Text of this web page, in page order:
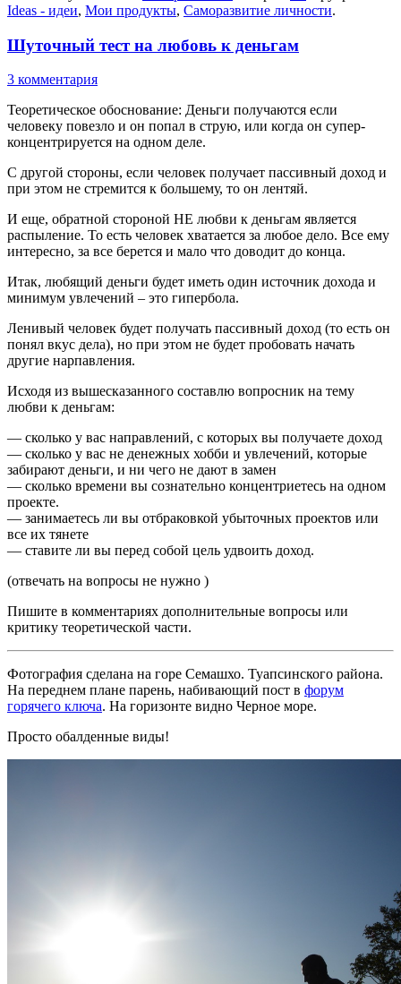
Ideas - идеи, Мои продукты, Саморазвитие личности.
Шуточный тест на любовь к деньгам
3 комментария
Теоретическое обоснование: Деньги получаются если
человеку повезло и он попал в струю, или когда он супер-
концентрируется на одном деле.
С другой стороны, если человек получает пассивный доход и
при этом не стремится к большему, то он лентяй.
И еще, обратной стороной НЕ любви к деньгам является
распыление. То есть человек хватается за любое дело. Все ему
интересно, за все берется и мало что доводит до конца.
Итак, любящий деньги будет иметь один источник дохода и
минимум увлечений – это гипербола.
Ленивый человек будет получать пассивный доход (то есть он
понял вкус дела), но при этом не будет пробовать начать
другие нарпавления.
Исходя из вышесказанного составлю вопросник на тему
любви к деньгам:
— сколько у вас направлений, с которых вы получаете доход
— сколько у вас не денежных хобби и увлечений, которые
забирают деньги, и ни чего не дают в замен
— сколько времени вы сознательно концентриетесь на одном
проекте.
— занимаетесь ли вы отбраковкой убыточных проектов или
все их тянете
— ставите ли вы перед собой цель удвоить доход.
(отвечать на вопросы не нужно )
Пишите в комментариях дополнительные вопросы или
критику теоретической части.
Фотография сделана на горе Семашхо. Туапсинского района.
На переднем плане парень, набивающий пост в форум
горячего ключа. На горизонте видно Черное море.
Просто обалденные виды!